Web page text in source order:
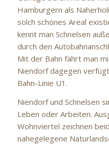
Hamburgern als
solch schönes Areal
kennt man Schnelsen
durch den
Mit der Bahn fährt man
Niendorf dagegen
Bahn-Linie U1.
Niendorf und Schnelsen
Leben oder Arbeiten.
Wohnviertel zeichnen
nahegelegene